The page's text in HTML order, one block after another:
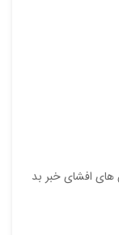
های افشای خبر بد